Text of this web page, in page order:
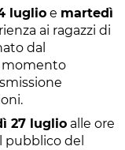
luglio e martedì
ai ragazzi di
dal
momento
27 luglio alle ore
pubblico del